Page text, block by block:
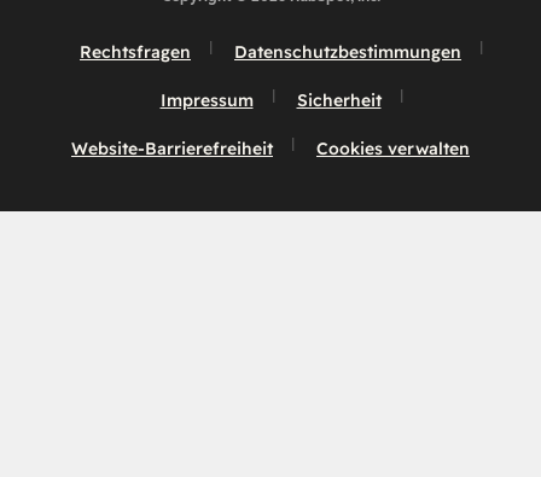
Rechtsfragen Datenschutzbestimmungen
Impressum Sicherheit
Website-Barrierefreiheit Cookies verwalten